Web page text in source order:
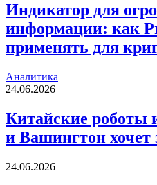
Индикатор для
информации: как
применять для
Аналитика
24.06.2026
Китайские
и Вашингтон хочет
24.06.2026